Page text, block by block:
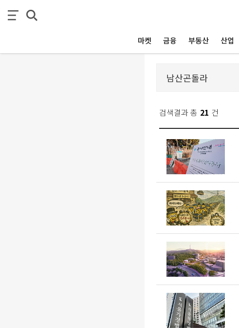
마켓 금융 부동산 산업
검색결과 총 21 건